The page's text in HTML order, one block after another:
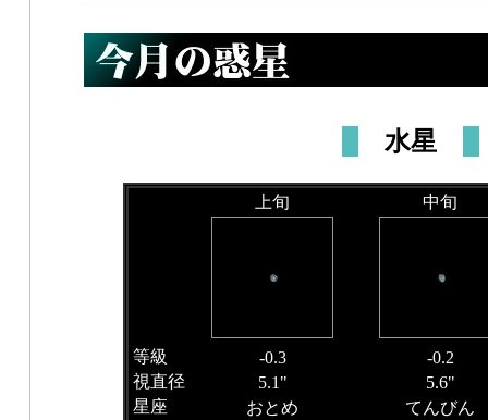
水星
上旬 中旬
等級 -0.3
-0.2
視直径
5.1"
5.6"
星座
おとめ
てんびん